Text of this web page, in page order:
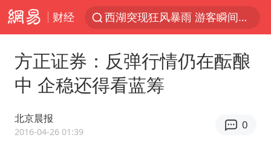
财经
西湖突现狂风暴雨 游客瞬间被浇透
“不怕六爷挂得多 就怕六爷挂一颗”
杭州全市有序停课
永和豆浆创始人林炳生去世
方正证券：反弹行情仍在酝酿
中 企稳还得看蓝筹
北京晨报
2016-04-26 01:39
0